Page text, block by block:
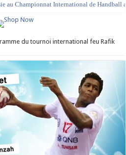
au Championnat International de Handball
du tournoi international feu Rafik